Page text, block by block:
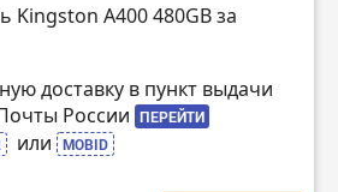
Kingston A400 480GB за
доставку в пункт выдачи
России ПЕРЕЙТИ
или MOBID